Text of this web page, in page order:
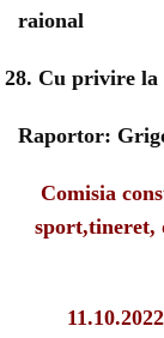
raional
Cu privire la
Raportor:
Comisia
sport,tineret,